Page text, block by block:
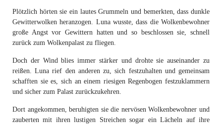
Plötzlich hörten sie ein lautes Grummeln und bemerkten, dass dunkle
Gewitterwolken heranzogen. Luna wusste, dass die Wolkenbewohner
große Angst vor Gewittern hatten und so beschlossen sie, schnell
zurück zum Wolkenpalast zu fliegen.
Doch der Wind blies immer stärker und drohte sie auseinander zu
reißen. Luna rief den anderen zu, sich festzuhalten und gemeinsam
schafften sie es, sich an einem riesigen Regenbogen festzuklammern
und sicher zum Palast zurückzukehren.
Dort angekommen, beruhigten sie die nervösen Wolkenbewohner und
zauberten mit ihren lustigen Streichen sogar ein Lächeln auf ihre